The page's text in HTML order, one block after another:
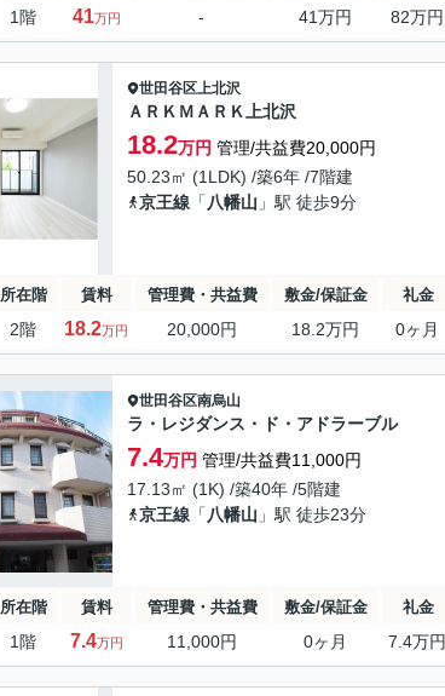
1階 41万円 - 41万円 82万円
世田谷区上北沢
ＡＲＫＭＡＲＫ上北沢
18.2万円 管理/共益費20,000円
50.23㎡ (1LDK) /築6年 /7階建
京王線 「 八幡山 」駅 徒歩9分
所在階 賃料 管理費・共益費 敷金/保証金 礼金
2階 18.2万円 20,000円 18.2万円 0ヶ月
世田谷区南烏山
ラ・レジダンス・ド・アドラーブル
7.4万円 管理/共益費11,000円
17.13㎡ (1K) /築40年 /5階建
京王線 「 八幡山 」駅 徒歩23分
所在階 賃料 管理費・共益費 敷金/保証金 礼金
1階 7.4万円 11,000円 0ヶ月 7.4万円